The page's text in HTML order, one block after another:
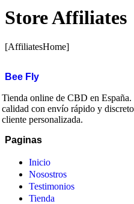
Store Affiliates
[AffiliatesHome]
Bee Fly
Tienda online de CBD en España.
calidad con envío rápido y
cliente personalizada.
Paginas
Inicio
Nosostros
Testimonios
Tienda